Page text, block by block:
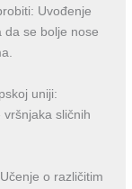
Uvođenje
da se bolje nose
uniji:
sličnih
o različitim